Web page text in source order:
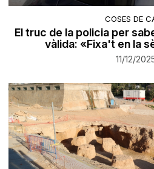
COSES DE
El truc de la policia per
vàlida: «Fixa't en la
11/12/